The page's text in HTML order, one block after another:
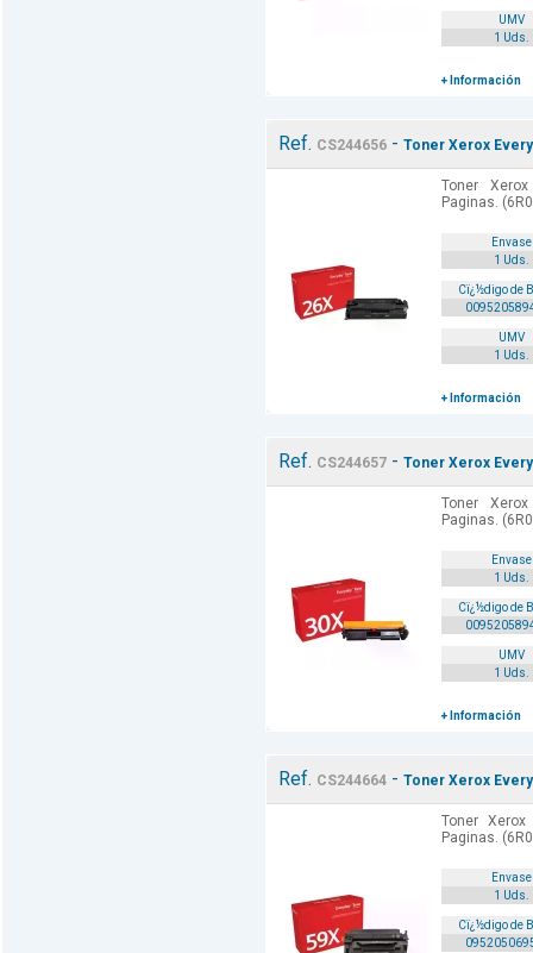
UMV
1 Uds.
+ Información
Ref. CS244656- Toner Xerox
Toner
Paginas.
Envase
1 Uds.
Cï¿½digo de
UMV
1 Uds.
+ Información
Ref. CS244657- Toner Xerox
Toner
Paginas.
Envase
1 Uds.
Cï¿½digo de
UMV
1 Uds.
+ Información
Ref. CS244664- Toner Xerox
Toner
Paginas.
Envase
1 Uds.
Cï¿½digo de